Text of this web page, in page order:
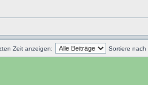
Zeit anzeigen: Sortiere nach